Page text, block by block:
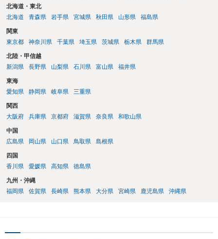
北海道・東北
北海道
青森県 岩手県 宮城県 秋田県 山形県 福島県
関東
東京都
神奈川県 千葉県 埼玉県 茨城県 栃木県 群馬県
北陸・甲信越
新潟県
長野県 山梨県 石川県 富山県 福井県
東海
愛知県
静岡県 岐阜県 三重県
関西
大阪府
兵庫県 京都府 滋賀県 奈良県 和歌山県
中国
広島県
岡山県 山口県 鳥取県 島根県
四国
香川県
愛媛県 高知県 徳島県
九州・沖縄
福岡県
佐賀県 長崎県 熊本県 大分県 宮崎県 鹿児島県 沖縄県